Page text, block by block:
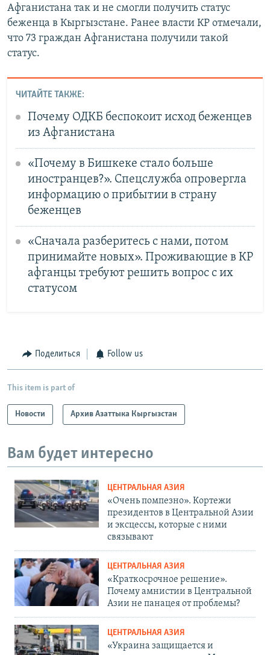
Афганистана так и не смогли получить статус
беженца в Кыргызстане. Ранее власти КР отмечали,
что 73 граждан Афганистана получили такой
статус.
ЧИТАЙТЕ ТАКЖЕ:
Почему ОДКБ беспокоит исход беженцев
из Афганистана
«Почему в Бишкеке стало больше
иностранцев?». Спецслужба опровергла
информацию о прибытии в страну
беженцев
«Сначала разберитесь с нами, потом
принимайте новых». Проживающие в КР
афганцы требуют решить вопрос с их
статусом
Поделиться Follow us
This item is part of
Новости Архив Азаттыка Кыргызстан
Вам будет интересно
ЦЕНТРАЛЬНАЯ АЗИЯ
«Очень помпезно». Кортежи
президентов в Центральной Азии
и эксцессы, которые с ними
связывают
ЦЕНТРАЛЬНАЯ АЗИЯ
«Краткосрочное решение».
Почему амнистии в Центральной
Азии не панацея от проблемы?
ЦЕНТРАЛЬНАЯ АЗИЯ
«Украина защищается и